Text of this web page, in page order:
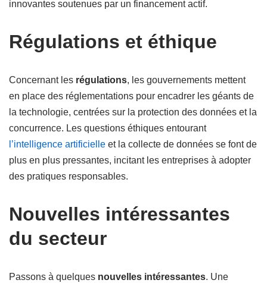
innovantes soutenues par un financement actif.
Régulations et éthique
Concernant les régulations, les gouvernements mettent
en place des réglementations pour encadrer les géants de
la technologie, centrées sur la protection des données et la
concurrence. Les questions éthiques entourant
l’intelligence artificielle et la collecte de données se font de
plus en plus pressantes, incitant les entreprises à adopter
des pratiques responsables.
Nouvelles intéressantes
du secteur
Passons à quelques nouvelles intéressantes. Une